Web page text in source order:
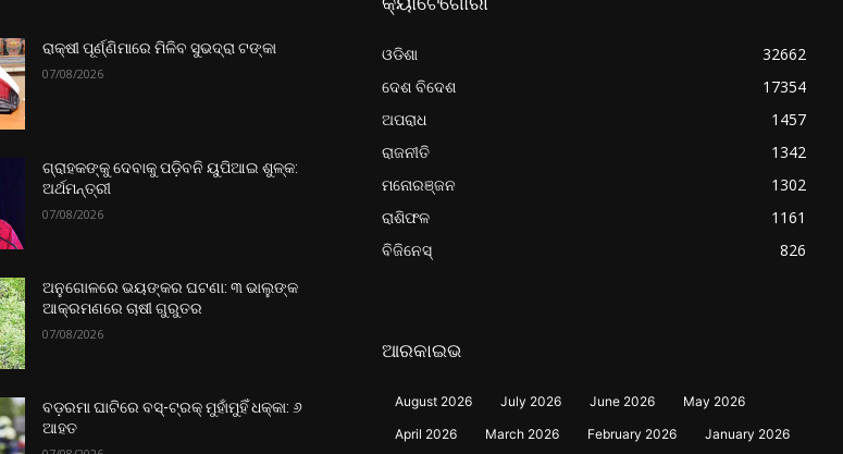
ରାକ୍ଷୀ ପୂର୍ଣ୍ଣିମାରେ ମିଳିବ ସୁଭଦ୍ରା ଟଙ୍କା
07/08/2026
ଗ୍ରାହକଙ୍କୁ ଦେବାକୁ ପଡ଼ିବନି ୟୁପିଆଇ ଶୁଳ୍କ:
ଅର୍ଥମନ୍ତ୍ରୀ
07/08/2026
ଅନୁଗୋଳରେ ଭୟଙ୍କର ଘଟଣା: ୩ ଭାଲୁଙ୍କ
ଆକ୍ରମଣରେ ଚାଷୀ ଗୁରୁତର
07/08/2026
ବଡ଼ରମା ଘାଟିରେ ବସ୍-ଟ୍ରକ୍ ମୁହାଁମୁହିଁ ଧକ୍କା: ୬
ଆହତ
ଓଡିଶା
32662
ଦେଶ ବିଦେଶ
17354
ଅପରାଧ
1457
ରାଜନୀତି
1342
ମନୋରଞ୍ଜନ
1302
ରାଶିଫଳ
1161
ବିଜିନେସ୍
826
ଆରକାଇଭ
August 2026 July 2026 June 2026
May 2026
April 2026
March 2026 February 2026 January 2026